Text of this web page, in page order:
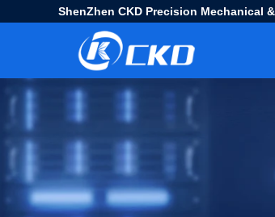
ShenZhen CKD Precision Mechanical